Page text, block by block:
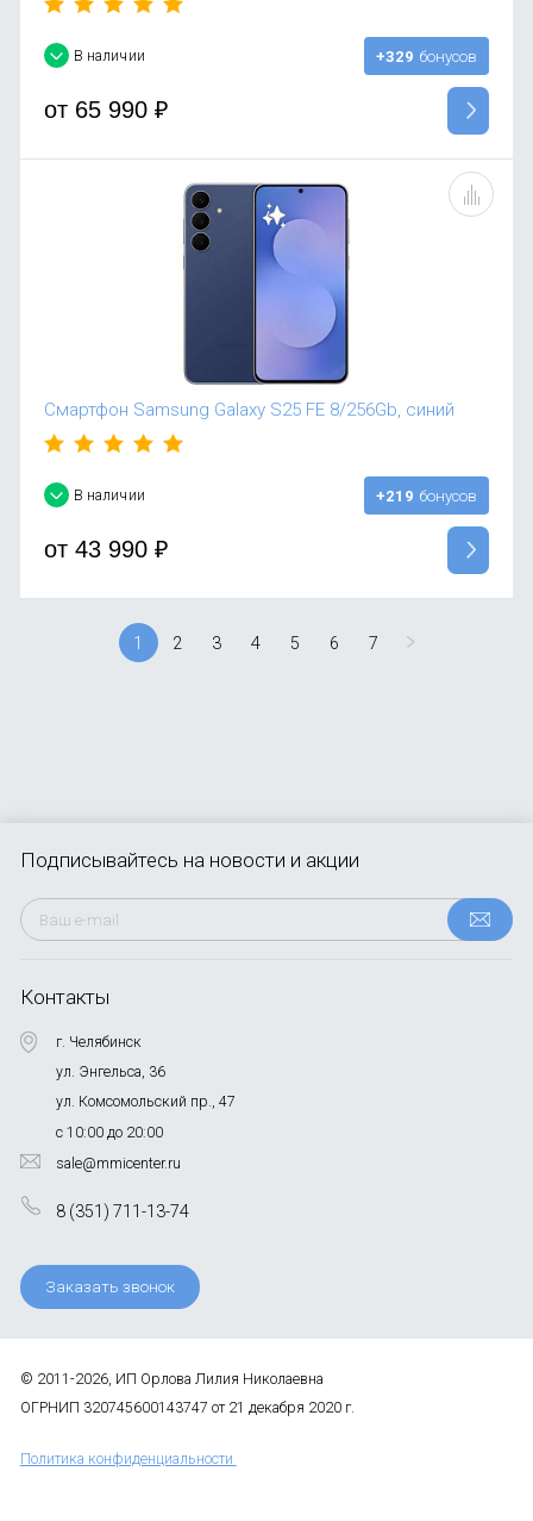
В наличии +329 бонусов
от65 990 ₽
Смартфон Samsung Galaxy S25 FE 8/256Gb, синий
В наличии +219 бонусов
от43 990 ₽
1 2 3 4 5 6 7
Контакты
г. Челябинск
ул. Энгельса, 36
ул. Комсомольский пр., 47
с 10:00 до 20:00
sale@mmicenter.ru
8 (351) 711-13-74
Заказать звонок
Подписывайтесь на новости и акции
© 2011-2026, ИП Орлова Лилия Николаевна
ОГРНИП 320745600143747 от 21 декабря 2020 г.
Политика конфиденциальности